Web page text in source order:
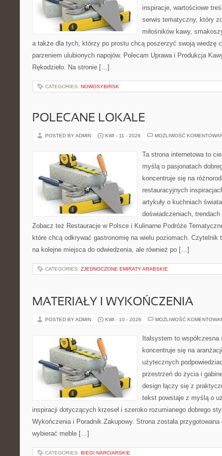
inspiracje, wartościowe
serwis tematyczny, który
miłośników kawy,
a także dla tych, którzy po prostu chcą poszerzyć swoją wiedzę
parzeniem ulubionych napojów. Polecam Uprawa i Produkcja
Rękodzieło. Na stronie […]
CATEGORIES: NOWOSYBIRSK
POLECANE LOKALE
POSTED BY ADMIN KWI - 11 - 2026 MOŻLIWOŚĆ
Ta strona internetowa to
myślą o pasjonatach
koncentruje się na
restauracyjnych
artykuły o kuchniach
doświadczeniach,
Zobacz też Restauracje w Polsce i Kulinarne Podróże
które chcą odkrywać gastronomię na wielu poziomach. Czytelnik
na kolejne miejsca do odwiedzenia, ale również po […]
CATEGORIES: ZJEDNOCZONE EMIRATY ARABSKIE
MATERIAŁY I WYKOŃCZENIA
POSTED BY ADMIN KWI - 10 - 2026 MOŻLIWOŚĆ
Italsystem to
koncentruje się na
użytecznych
przestrzeń do życia i
design łączy się z
tekst powstaje z myślą o
inspiracji dotyczących krzeseł i szeroko rozumianego dobrego
Wykończenia i Poradnik Zakupowy. Strona została
wybierać meble […]
CATEGORIES: BIEGI NARCIARSKIE